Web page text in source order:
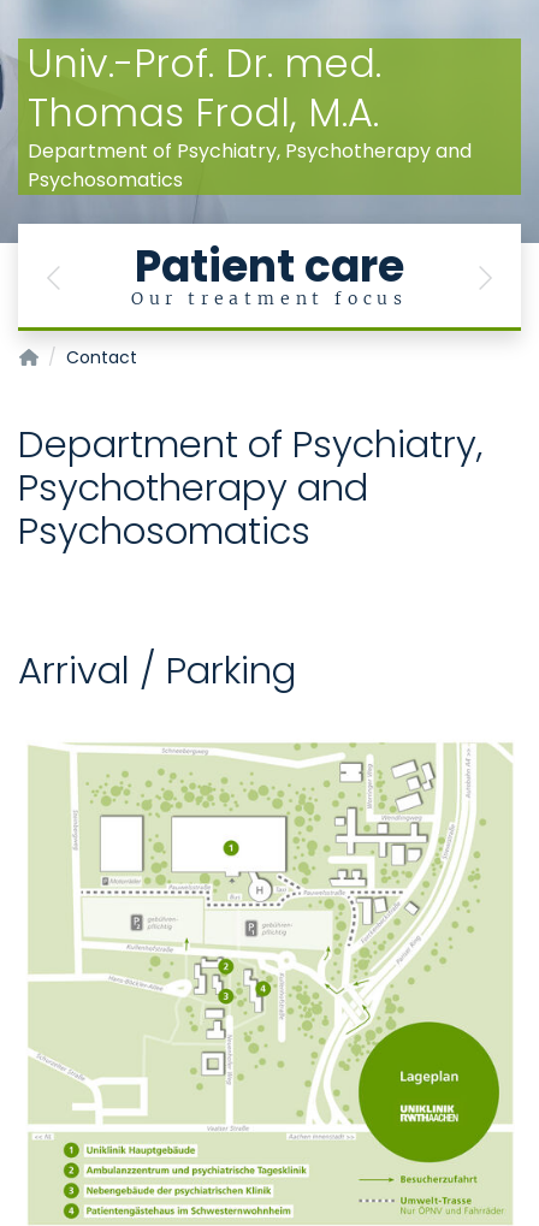
Univ.-Prof. Dr. med.
Thomas Frodl, M.A.
Department of Psychiatry, Psychotherapy and
Psychosomatics
Patient care
Our treatment focus
Previous Next
Department of Psychiatry, Psychotherapy and
Contact
Department of Psychiatry,
Psychotherapy and
Psychosomatics
Arrival / Parking